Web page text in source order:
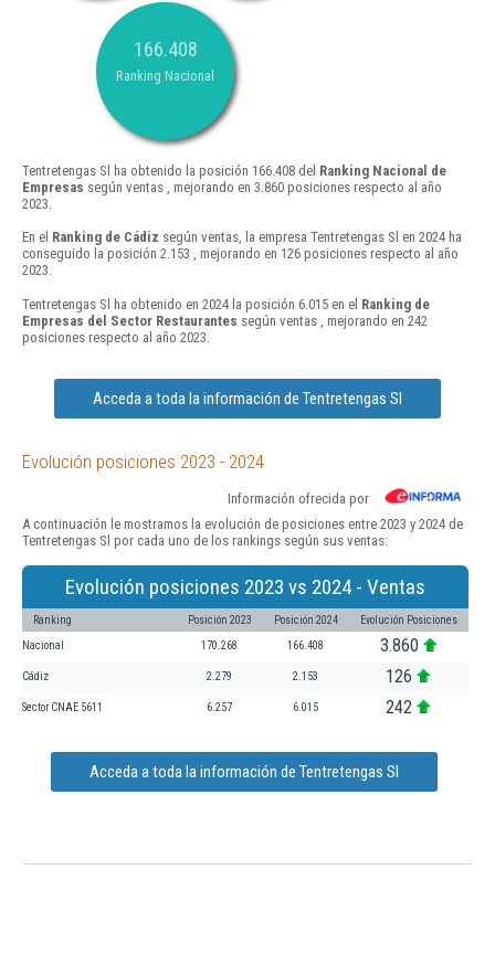
166.408
Ranking Nacional
Tentretengas Sl ha obtenido la posición 166.408 del Ranking Nacional de
Empresas según ventas , mejorando en 3.860 posiciones respecto al año
2023.
En el Ranking de Cádiz según ventas, la empresa Tentretengas Sl en 2024 ha
conseguido la posición 2.153 , mejorando en 126 posiciones respecto al año
2023.
Tentretengas Sl ha obtenido en 2024 la posición 6.015 en el Ranking de
Empresas del Sector Restaurantes según ventas , mejorando en 242
posiciones respecto al año 2023.
Acceda a toda la información de Tentretengas Sl
Evolución posiciones 2023 - 2024
Información ofrecida por
A continuación le mostramos la evolución de posiciones entre 2023 y 2024 de
Tentretengas Sl por cada uno de los rankings según sus ventas:
Evolución posiciones 2023 vs 2024 - Ventas
Ranking Posición 2023 Posición 2024 Evolución Posiciones
Nacional 170.268 166.408 3.860
Cádiz 2.279 2.153 126
Sector CNAE 5611 6.257 6.015 242
Acceda a toda la información de Tentretengas Sl